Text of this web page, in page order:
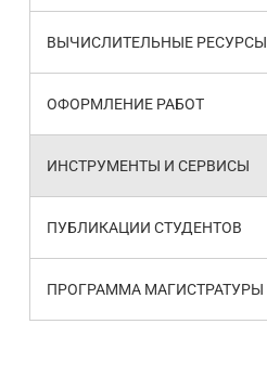
ВЫЧИСЛИТЕЛЬНЫЕ РЕСУРСЫ
ОФОРМЛЕНИЕ РАБОТ
ИНСТРУМЕНТЫ И СЕРВИСЫ
ПУБЛИКАЦИИ СТУДЕНТОВ
ПРОГРАММА МАГИСТРАТУРЫ